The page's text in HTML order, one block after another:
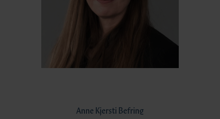
Anne Kjersti Befring